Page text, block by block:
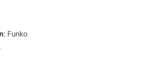
Funko